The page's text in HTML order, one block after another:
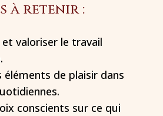
à retenir :
et valoriser le travail
éléments de plaisir dans
conscients sur ce qui